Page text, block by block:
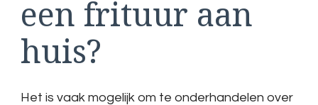
een frituur aan
huis?
Het is vaak mogelijk om te onderhandelen over